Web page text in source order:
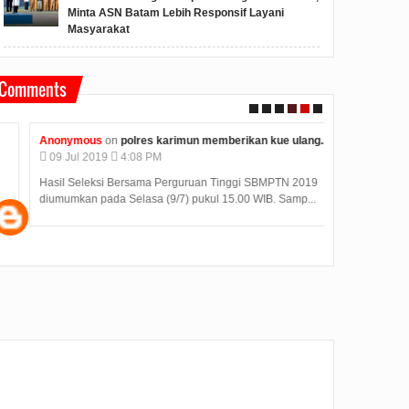
Minta ASN Batam Lebih Responsif Layani
Masyarakat
Anonymousonpolres karimun memberikan kue ulang...
Jul 2019
4:08 PM
Hasil Seleksi Bersama Perguruan Tinggi SBMPTN 2019
diumumkan pada Selasa (9/7) pukul 15.00 WIB. Samp...